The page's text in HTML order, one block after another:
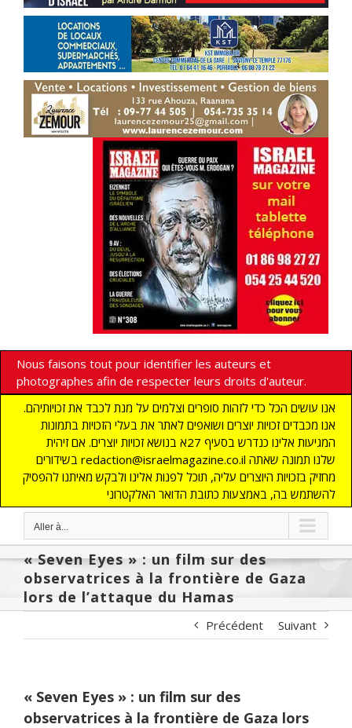
Nous faisons tout pour identifier les auteurs et
photographes afin de respecter leurs droits d'auteur.
אנו עושים הכל כדי לזהות סופרים וצלמים על מנת לכבד את זכויותיהם.
אנו מכבדים זכויות יוצרים ושואפים לאתר את בעלי הזכויות בתמונות
המגיעות אלינו כנדרש בסעיף 27א בנושא זכויות יוצרים. אם זיהית
בשידורים redaction@israelmagazine.co.il שלנו תמונה שאתה
מחזיק בזכויות היוצרים עליה, תוכל לפנות אלינו ולבקש מאיתנו להפסיק
להשתמש בה, באמצעות כתובת הדואר האלקטרוני
Aller à...
« Seven Eyes » : un film sur des
observatrices à la frontière de Gaza
lors de l’attaque du Hamas
Précédent Suivant
« Seven Eyes » : un film sur des
observatrices à la frontière de Gaza lors